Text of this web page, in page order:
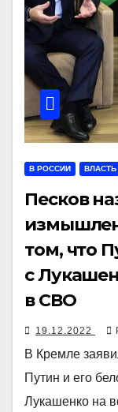
В РОССИИ ВЛАСТЬ
Песков
том, что
с
в СВО
19.12.2022
В Кремле
Путин и его
Лукашенко на